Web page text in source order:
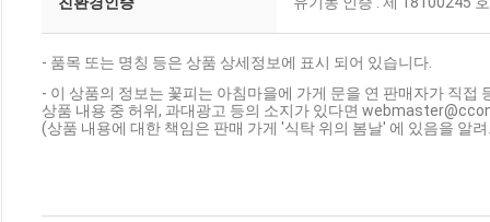
- 품목 또는 명칭 등은 상품 상세정보에 표시 되어 있습니다.
- 이 상품의 정보는 꽃피는 아침마을에 가게 문을 연 판매자가 직접
상품 내용 중 허위, 과대광고 등의 소지가 있다면
(상품 내용에 대한 책임은 판매 가게 '식탁 위의 봄날' 에 있음을 알